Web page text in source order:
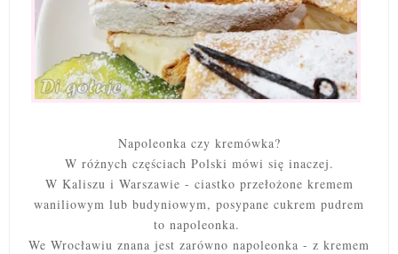
Napoleonka czy kremówka?
W różnych częściach Polski mówi się inaczej.
W Kaliszu i Warszawie - ciastko przełożone kremem
waniliowym lub budyniowym, posypane cukrem pudrem
to napoleonka.
We Wrocławiu znana jest zarówno napoleonka - z kremem